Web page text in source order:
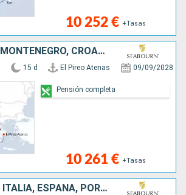
10 252 € +Tasas
GRECIA, ITALIA, MONTENEGRO, CROACIA, ESLOVENIA
15 d El Pireo Atenas 09/09/2028
10 261 € +Tasas
Pensión completa
GRECIA, MALTA, ITALIA, ESPAÑA, PORTUGAL